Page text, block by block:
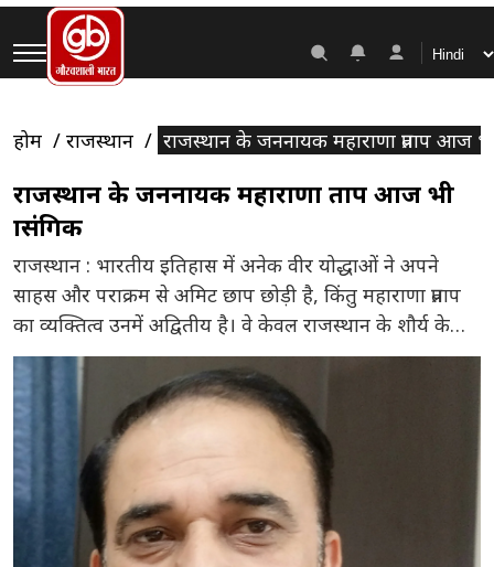
होम राजस्थान राजस्थान के जननायक महाराणा प्रताप आज भी
राजस्थान के जननायक महाराणा प्रताप आज भी
प्रासंगिक
राजस्थान : भारतीय इतिहास में अनेक वीर योद्धाओं ने अपने
साहस और पराक्रम से अमिट छाप छोड़ी है, किंतु महाराणा प्रताप
का व्यक्तित्व उनमें अद्वितीय है। वे केवल राजस्थान के शौर्य के
प्रतीक नहीं, बल्कि भारतीय स्वाभिमान, स्वतंत्रता और आत्मगौरव के
अमर प्रतीक हैं। सदियों बाद भी उनका नाम जन-जन के हृदय में
उसी सम्मान […]